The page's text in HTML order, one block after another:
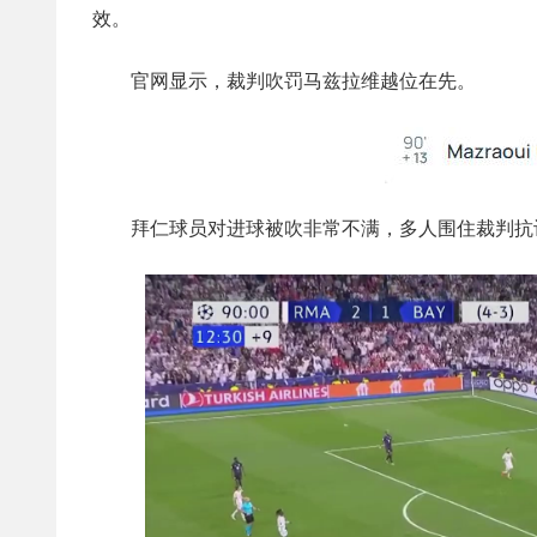
效。
官网显示，裁判吹罚马兹拉维越位在先。
拜仁球员对进球被吹非常不满，多人围住裁判